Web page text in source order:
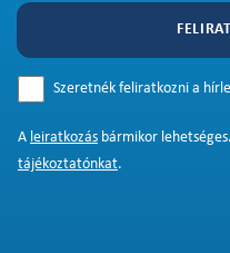
Szeretnék feliratkozni a
A leiratkozás bármikor
tájékoztatónkat.